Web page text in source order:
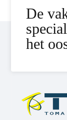
De
het